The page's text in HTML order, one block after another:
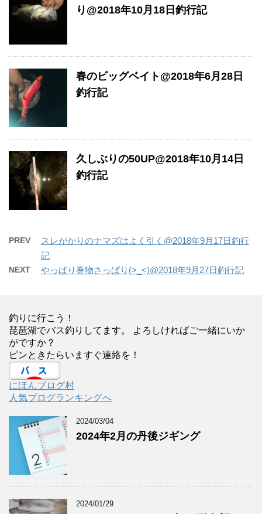
り@2018年10月18日釣行記
春のビッグベイト@2018年6月28日
釣行記
久しぶりの50UP@2018年10月14日
釣行記
PREV
スレがかりのナマズはよく引く@2018年9月17日釣行
記
NEXT やっぱり巻物さっぱり(>_<)@2018年9月27日釣行記
釣りに行こう！
琵琶湖でバス釣りしてます。 よろしければご一緒にいか
がですか？
ピンときたらいますぐ連絡を！
にほんブログ村
人気ブログランキングへ
2024/03/04
2024年2月の丹後ジギング
2024/01/29